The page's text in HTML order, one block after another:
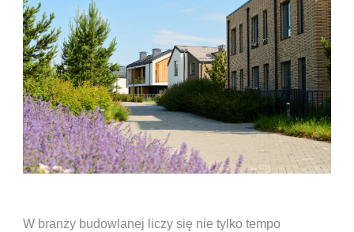
W branży budowlanej liczy się nie tylko tempo